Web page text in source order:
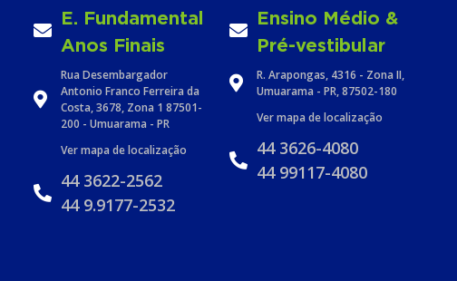
E. Fundamental
Anos Finais
Rua Desembargador
Antonio Franco Ferreira da
Costa, 3678, Zona 1 87501-
200 - Umuarama - PR
Ver mapa de localização
44 3622-2562
44 9.9177-2532
Ensino Médio &
Pré-vestibular
R. Arapongas, 4316 - Zona II,
Umuarama - PR, 87502-180
Ver mapa de localização
44 3626-4080
44 99117-4080